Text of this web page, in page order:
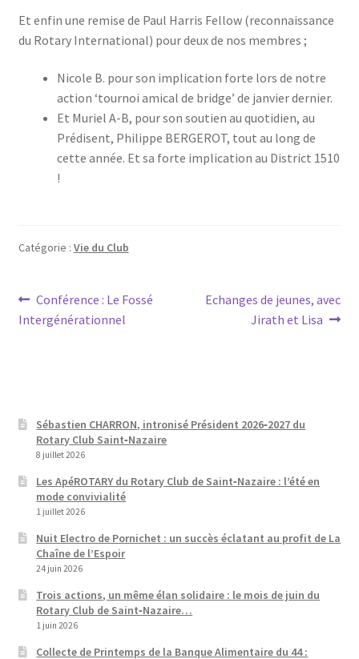
Et enfin une remise de Paul Harris Fellow (reconnaissance
du Rotary International) pour deux de nos membres ;
Nicole B. pour son implication forte lors de notre
action ‘tournoi amical de bridge’ de janvier dernier.
Et Muriel A-B, pour son soutien au quotidien, au
Prédisent, Philippe BERGEROT, tout au long de
cette année. Et sa forte implication au District 1510
!
Catégorie : Vie du Club
Navigation
de
Article
précédent :
Conférence : Le Fossé
Intergénérationnel
Article
Echanges de jeunes, avec
Jirath et Lisa
Sébastien CHARRON, intronisé Président 2026‑2027 du
Rotary Club Saint‑Nazaire
8 juillet 2026
Les ApéROTARY du Rotary Club de Saint‑Nazaire : l’été en
mode convivialité
1 juillet 2026
Nuit Electro de Pornichet : un succès éclatant au profit de La
Chaîne de l’Espoir
24 juin 2026
Trois actions, un même élan solidaire : le mois de juin du
Rotary Club de Saint‑Nazaire…
1 juin 2026
Collecte de Printemps de la Banque Alimentaire du 44 :